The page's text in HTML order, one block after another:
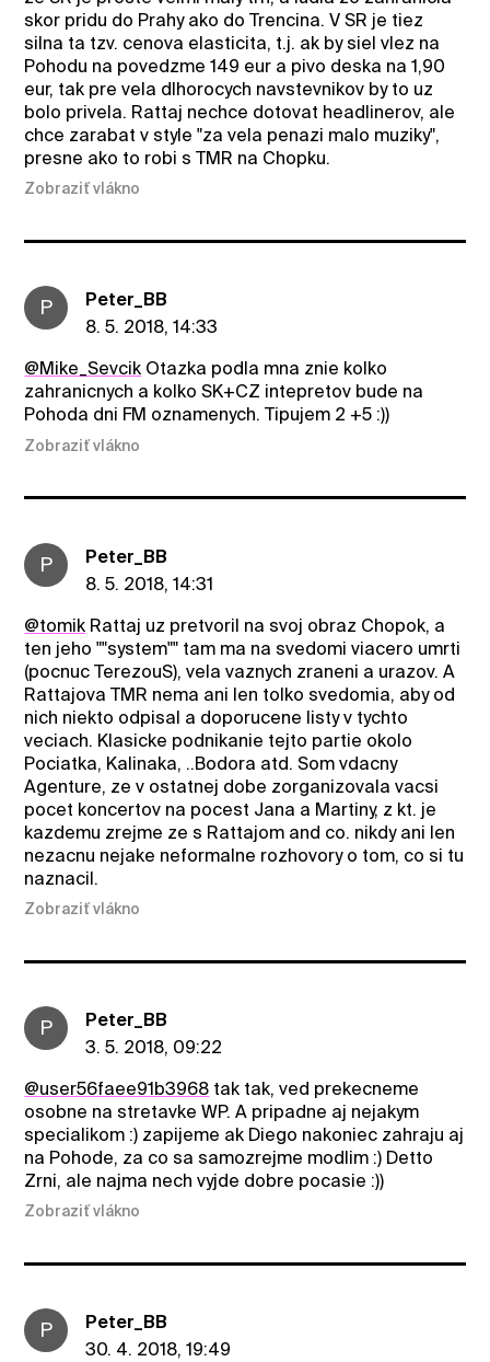
skor pridu do Prahy ako do Trencina. V SR je tiez
silna ta tzv. cenova elasticita, t.j. ak by siel vlez na
Pohodu na povedzme 149 eur a pivo deska na 1,90
eur, tak pre vela dlhorocych navstevnikov by to uz
bolo privela. Rattaj nechce dotovat headlinerov, ale
chce zarabat v style "za vela penazi malo muziky",
presne ako to robi s TMR na Chopku.
Zobraziť vlákno
P
Peter_BB
8. 5. 2018, 14:33
@Mike_Sevcik Otazka podla mna znie kolko
zahranicnych a kolko SK+CZ intepretov bude na
Pohoda dni FM oznamenych. Tipujem 2 +5 :))
Zobraziť vlákno
P
Peter_BB
8. 5. 2018, 14:31
@tomik Rattaj uz pretvoril na svoj obraz Chopok, a
ten jeho ""system"" tam ma na svedomi viacero umrti
(pocnuc TerezouS), vela vaznych zraneni a urazov. A
Rattajova TMR nema ani len tolko svedomia, aby od
nich niekto odpisal a doporucene listy v tychto
veciach. Klasicke podnikanie tejto partie okolo
Pociatka, Kalinaka, ..Bodora atd. Som vdacny
Agenture, ze v ostatnej dobe zorganizovala vacsi
pocet koncertov na pocest Jana a Martiny, z kt. je
kazdemu zrejme ze s Rattajom and co. nikdy ani len
nezacnu nejake neformalne rozhovory o tom, co si tu
naznacil.
Zobraziť vlákno
P
Peter_BB
3. 5. 2018, 09:22
@user56faee91b3968 tak tak, ved prekecneme
osobne na stretavke WP. A pripadne aj nejakym
specialikom :) zapijeme ak Diego nakoniec zahraju aj
na Pohode, za co sa samozrejme modlim :) Detto
Zrni, ale najma nech vyjde dobre pocasie :))
Zobraziť vlákno
P
Peter_BB
30. 4. 2018, 19:49